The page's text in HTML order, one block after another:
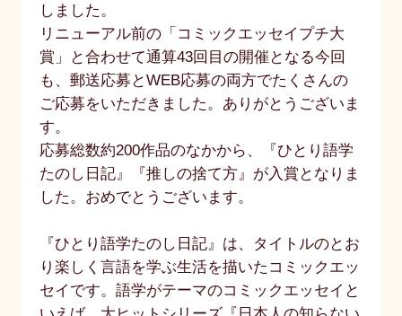
しました。
リニューアル前の「コミックエッセイプチ大
賞」と合わせて通算43回目の開催となる今回
も、郵送応募とWEB応募の両方でたくさんの
ご応募をいただきました。ありがとうございま
す。
応募総数約200作品のなかから、『ひとり語学
たのし日記』『推しの捨て方』が入賞となりま
した。おめでとうございます。
『ひとり語学たのし日記』は、タイトルのとお
り楽しく言語を学ぶ生活を描いたコミックエッ
セイです。語学がテーマのコミックエッセイと